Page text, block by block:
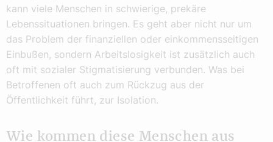
kann viele Menschen in schwierige, prekäre
Lebenssituationen bringen. Es geht aber nicht nur um
das Problem der finanziellen oder einkommensseitigen
Einbußen, sondern Arbeitslosigkeit ist zusätzlich auch
oft mit sozialer Stigmatisierung verbunden. Was bei
Betroffenen oft auch zum Rückzug aus der
Öffentlichkeit führt, zur Isolation.
Wie kommen diese Menschen aus